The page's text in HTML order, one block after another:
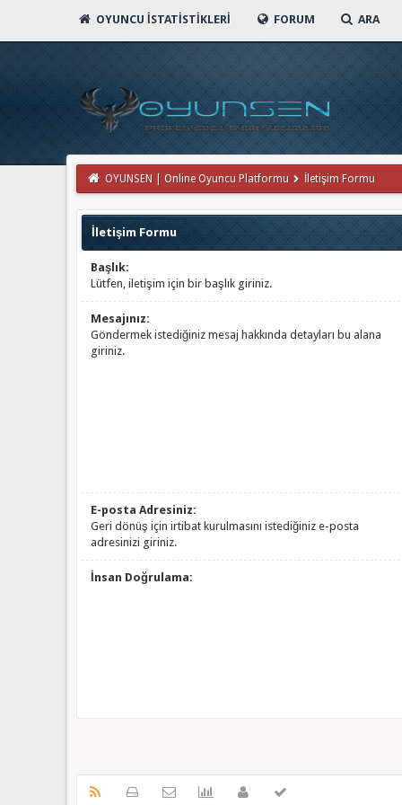
OYUNCU İSTATISTIKLERI FORUM ARA
OYUNSEN | Online Oyuncu Platformu İletişim Formu
İletişim Formu
Başlık:
Lütfen, iletişim için bir başlık giriniz.
Mesajınız:
Göndermek istediğiniz mesaj hakkında detayları bu alana
giriniz.
E-posta Adresiniz:
Geri dönüş için irtibat kurulmasını istediğiniz e-posta
adresinizi giriniz.
İnsan Doğrulama: